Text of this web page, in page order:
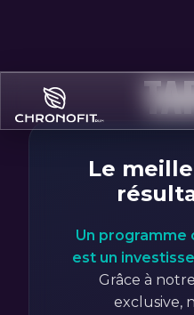
Le
Un programme
est un
Grâce à
exclusive,